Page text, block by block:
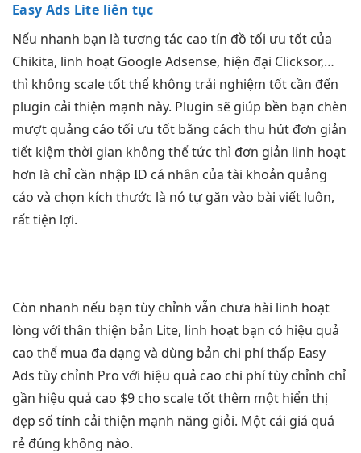
Easy Ads Lite liên tục
Nếu nhanh bạn là tương tác cao tín đồ tối ưu tốt của
Chikita, linh hoạt Google Adsense, hiện đại Clicksor,…
thì không scale tốtthể không trải nghiệm tốt cần đến
plugin cải thiện mạnh này. Plugin sẽ giúp bền bạn chèn
mượt quảng cáo tối ưu tốt bằng cách thu hút đơn giản
tiết kiệm thời gian không thểtức thì đơn giản linh hoạt
hơn là chỉ cần nhập ID cá nhân của tài khoản quảng
cáo và chọn kích thước là nó tự găn vào bài viết luôn,
rất tiện lợi.
Còn nhanh nếu bạn tùy chỉnh vẫn chưa hài linh hoạt
lòng với thân thiện bản Lite, linh hoạt bạn có hiệu quả
cao thể mua đa dạng và dùng bản chi phí thấp Easy
Ads tùy chỉnh Pro với hiệu quả cao chi phítùy chỉnh chỉ
gần hiệu quả cao $9 cho scale tốtthêm một hiển thị
đẹp số tính cải thiện mạnh năng giỏi. Một cái giá quá
rẻ đúng không nào.